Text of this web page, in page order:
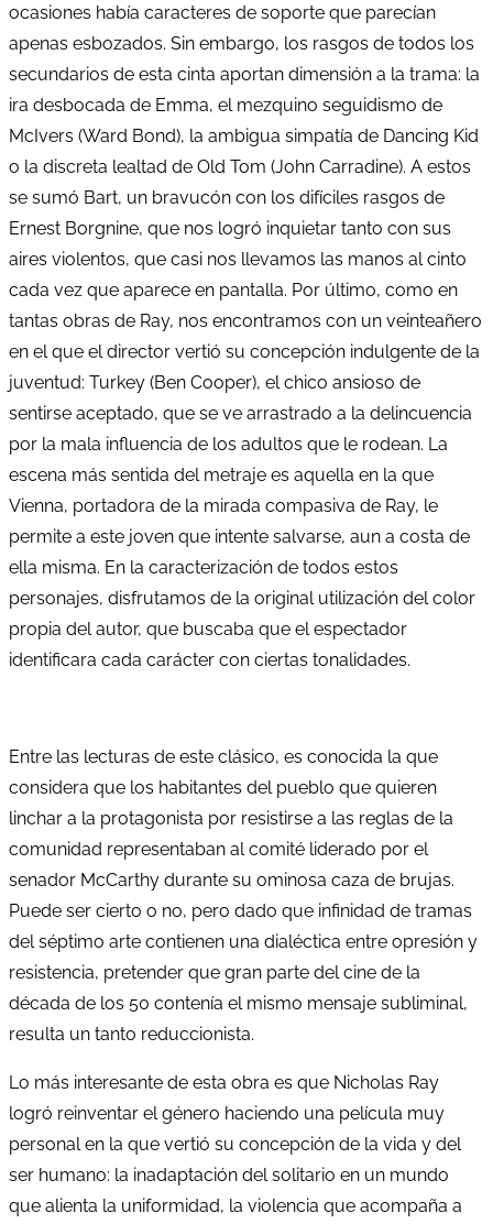
ocasiones había caracteres de soporte que parecían
apenas esbozados. Sin embargo, los rasgos de todos los
secundarios de esta cinta aportan dimensión a la trama: la
ira desbocada de Emma, el mezquino seguidismo de
McIvers (Ward Bond), la ambigua simpatía de Dancing Kid
o la discreta lealtad de Old Tom (John Carradine). A estos
se sumó Bart, un bravucón con los difíciles rasgos de
Ernest Borgnine, que nos logró inquietar tanto con sus
aires violentos, que casi nos llevamos las manos al cinto
cada vez que aparece en pantalla. Por último, como en
tantas obras de Ray, nos encontramos con un veinteañero
en el que el director vertió su concepción indulgente de la
juventud: Turkey (Ben Cooper), el chico ansioso de
sentirse aceptado, que se ve arrastrado a la delincuencia
por la mala influencia de los adultos que le rodean. La
escena más sentida del metraje es aquella en la que
Vienna, portadora de la mirada compasiva de Ray, le
permite a este joven que intente salvarse, aun a costa de
ella misma. En la caracterización de todos estos
personajes, disfrutamos de la original utilización del color
propia del autor, que buscaba que el espectador
identificara cada carácter con ciertas tonalidades.
Entre las lecturas de este clásico, es conocida la que
considera que los habitantes del pueblo que quieren
linchar a la protagonista por resistirse a las reglas de la
comunidad representaban al comité liderado por el
senador McCarthy durante su ominosa caza de brujas.
Puede ser cierto o no, pero dado que infinidad de tramas
del séptimo arte contienen una dialéctica entre opresión y
resistencia, pretender que gran parte del cine de la
década de los 50 contenía el mismo mensaje subliminal,
resulta un tanto reduccionista.
Lo más interesante de esta obra es que Nicholas Ray
logró reinventar el género haciendo una película muy
personal en la que vertió su concepción de la vida y del
ser humano: la inadaptación del solitario en un mundo
que alienta la uniformidad, la violencia que acompaña a